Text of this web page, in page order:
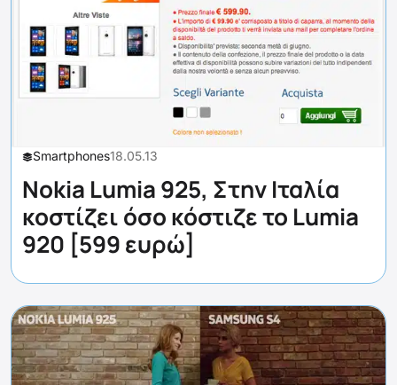
Smartphones18.05.13
Nokia Lumia 925, Στην Ιταλία
κοστίζει όσο κόστιζε το Lumia
920 [599 ευρώ]